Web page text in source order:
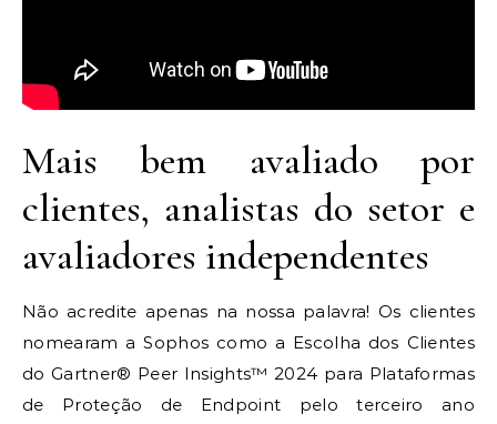
Mais bem avaliado por
clientes, analistas do setor e
avaliadores independentes
Não acredite apenas na nossa palavra! Os clientes
nomearam a Sophos como a Escolha dos Clientes
do Gartner® Peer Insights™ 2024 para Plataformas
de Proteção de Endpoint pelo terceiro ano